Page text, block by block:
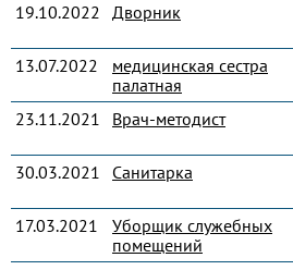
19.10.2022 Дворник
13.07.2022
медицинская сестра
палатная
23.11.2021
Врач-методист
30.03.2021
Санитарка
17.03.2021
Уборщик служебных
помещений